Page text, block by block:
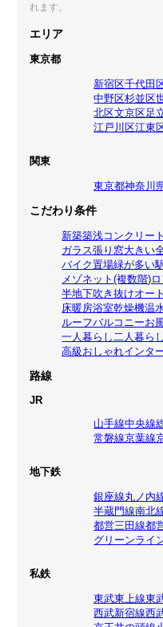
れます。
エリア
東京都
新宿区千代田
中野区杉並区
北区文京区足
江戸川区江東
関東
東京都神奈川
こだわり条件
新築築浅コンクリー
ガラス張り 窓大きい
バイク置場緑が多い
メゾネット(複数階)
半地下吹き抜けオー
床暖房浴室乾燥機温
ルーフバルコニーお
一人暮らし 二人暮ら
高級 おしゃれインタ
路線
JR
山手線中央線
常磐線京葉線
地下鉄
銀座線丸ノ内
半蔵門線南北
都営三田線都
グリーンライ
私鉄
東武東上線東
西武新宿線西